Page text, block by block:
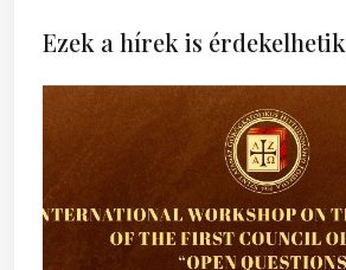
Ezek a hírek is érdekelhetik